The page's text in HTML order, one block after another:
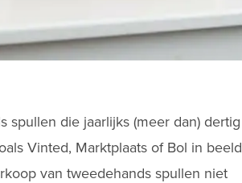
die jaarlijks (meer dan) dertig
Vinted, Marktplaats of Bol in beeld
van tweedehands spullen niet